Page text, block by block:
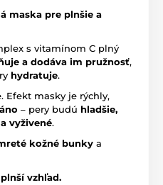
maska pre plnšie a
s vitamínom C plný
a dodáva im pružnosť,
hydratuje.
Efekt masky je rýchly,
– pery budú hladšie,
vyživené.
kožné bunky a
vzhľad.